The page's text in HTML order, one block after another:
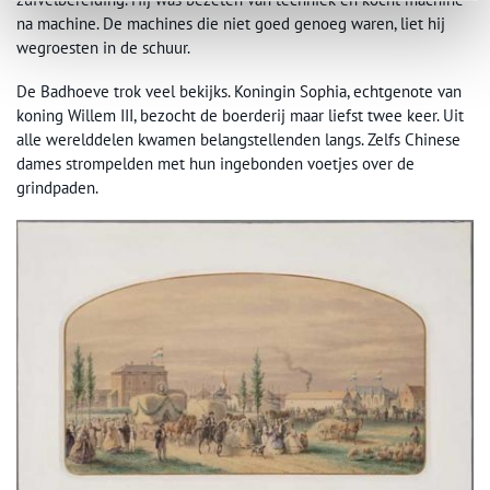
na machine. De machines die niet goed genoeg waren, liet hij
wegroesten in de schuur.
De Badhoeve trok veel bekijks. Koningin Sophia, echtgenote van
koning Willem III, bezocht de boerderij maar liefst twee keer. Uit
alle werelddelen kwamen belangstellenden langs. Zelfs Chinese
dames strompelden met hun ingebonden voetjes over de
grindpaden.